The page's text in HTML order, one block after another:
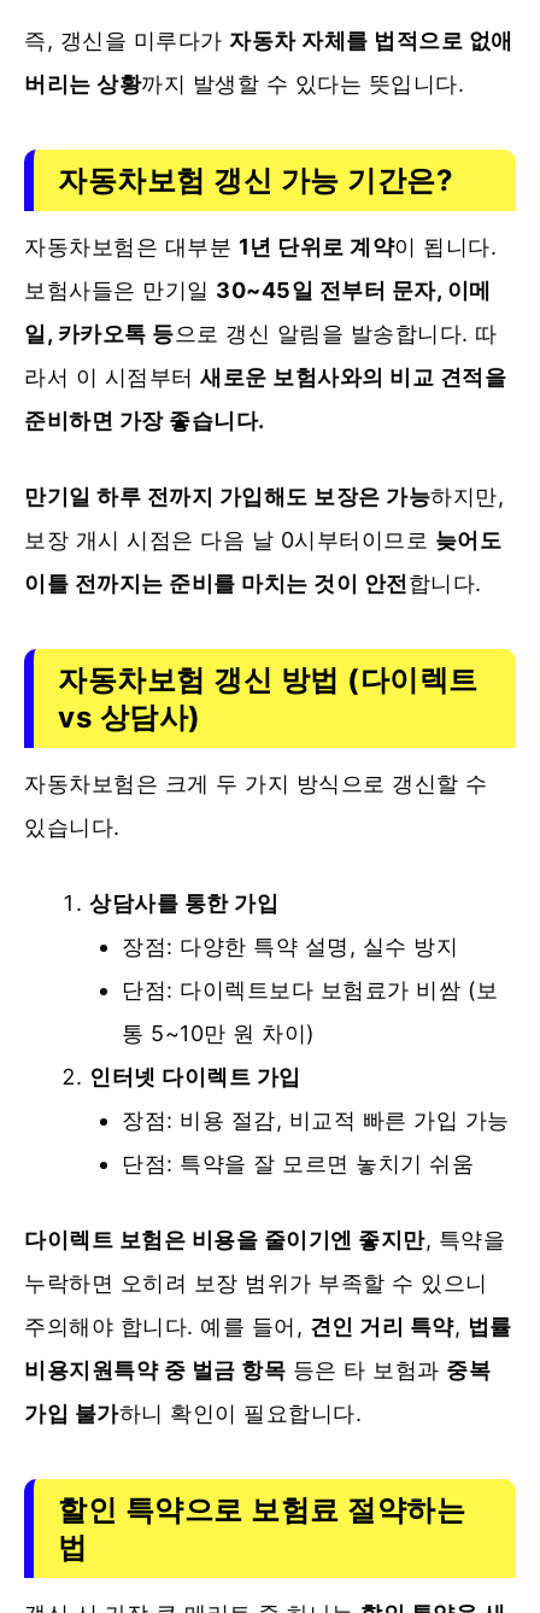
즉, 갱신을 미루다가 자동차 자체를 법적으로 없애
버리는 상황까지 발생할 수 있다는 뜻입니다.
자동차보험 갱신 가능 기간은?
자동차보험은 대부분 1년 단위로 계약이 됩니다.
보험사들은 만기일 30~45일 전부터 문자, 이메
일, 카카오톡 등으로 갱신 알림을 발송합니다. 따
라서 이 시점부터 새로운 보험사와의 비교 견적을
준비하면 가장 좋습니다.
만기일 하루 전까지 가입해도 보장은 가능하지만,
보장 개시 시점은 다음 날 0시부터이므로 늦어도
이틀 전까지는 준비를 마치는 것이 안전 합니다.
자동차보험 갱신 방법 (다이렉트
vs 상담사)
자동차보험은 크게 두 가지 방식으로 갱신할 수
있습니다.
상담사를 통한 가입
장점: 다양한 특약 설명, 실수 방지
단점: 다이렉트보다 보험료가 비쌈 (보
통 5~10만 원 차이)
인터넷 다이렉트 가입
장점: 비용 절감, 비교적 빠른 가입 가능
단점: 특약을 잘 모르면 놓치기 쉬움
다이렉트 보험은 비용을 줄이기엔 좋지만, 특약을
누락하면 오히려 보장 범위가 부족할 수 있으니
주의해야 합니다. 예를 들어, 견인 거리 특약, 법률
비용지원특약 중 벌금 항목 등은 타 보험과 중복
가입 불가하니 확인이 필요합니다.
할인 특약으로 보험료 절약하는
법